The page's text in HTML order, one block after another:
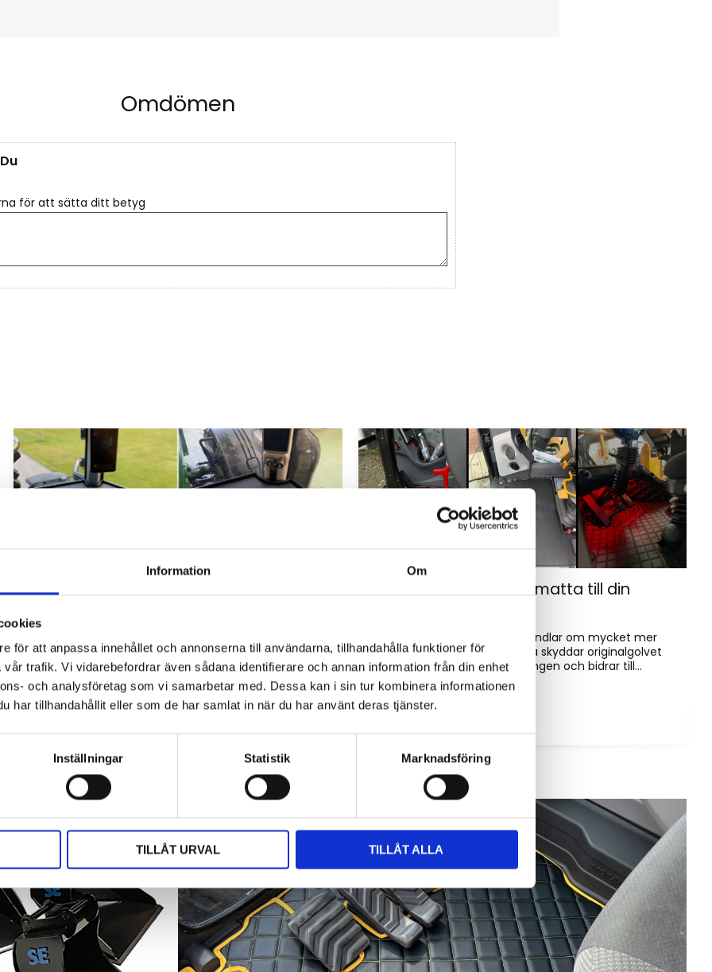
Information Om
för att anpassa innehållet och annonserna till användarna, tillhandahålla funktioner för
trafik. Vi vidarebefordrar även sådana identifierare och annan information från din enhet
och analysföretag som vi samarbetar med. Dessa kan i sin tur kombinera informationen
har tillhandahållit eller som de har samlat in när du har använt deras tjänster.
Inställningar Statistik Marknadsföring
TILLÅT URVAL TILLÅT ALLA
Omdömen
Du
för att sätta ditt betyg
Hyttbord till traktorn, den lilla detaljen
arbetet utförs. Det är kontoret, fikarummet och ibland
även lunchplatsen under långa arbetsdagar....
Hur väljer du rätt golvmatta till din
Golvmatta i maskinhytten handlar om mycket mer
än bara utseende. Rätt matta skyddar originalgolvet
mot slitage, förenklar rengöringen och bidrar till...